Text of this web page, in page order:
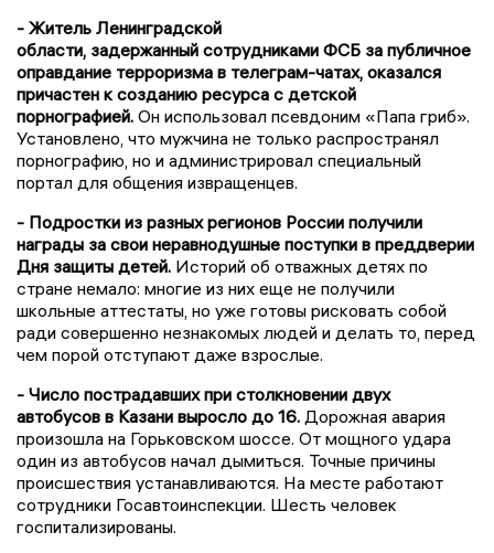
- Житель Ленинградской
области, задержанный сотрудниками ФСБ за публичное
оправдание терроризма в телеграм-чатах, оказался
причастен к созданию ресурса с детской
порнографией. Он использовал псевдоним «Папа гриб».
Установлено, что мужчина не только распространял
порнографию, но и администрировал специальный
портал для общения извращенцев.
- Подростки из разных регионов России получили
награды за свои неравнодушные поступки в преддверии
Дня защиты детей. Историй об отважных детях по
стране немало: многие из них еще не получили
школьные аттестаты, но уже готовы рисковать собой
ради совершенно незнакомых людей и делать то, перед
чем порой отступают даже взрослые.
- Число пострадавших при столкновении двух
автобусов в Казани выросло до 16. Дорожная авария
произошла на Горьковском шоссе. От мощного удара
один из автобусов начал дымиться. Точные причины
происшествия устанавливаются. На месте работают
сотрудники Госавтоинспекции. Шесть человек
госпитализированы.